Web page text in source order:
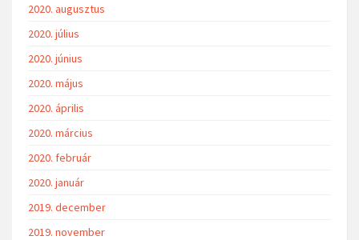
2020. augusztus
2020. július
2020. június
2020. május
2020. április
2020. március
2020. február
2020. január
2019. december
2019. november